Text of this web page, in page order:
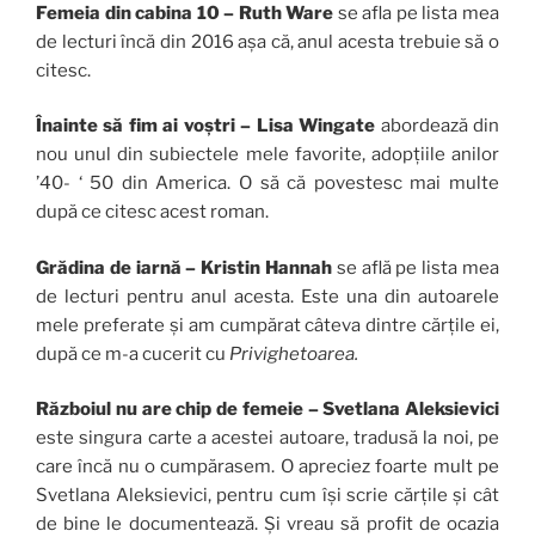
Femeia din cabina 10 – Ruth Ware se afla pe lista mea
de lecturi încă din 2016 așa că, anul acesta trebuie să o
citesc.
Înainte să fim ai voștri – Lisa Wingate abordează din
nou unul din subiectele mele favorite, adopțiile anilor
’40- ‘ 50 din America. O să că povestesc mai multe
după ce citesc acest roman.
Grădina de iarnă – Kristin Hannah se află pe lista mea
de lecturi pentru anul acesta. Este una din autoarele
mele preferate și am cumpărat câteva dintre cărțile ei,
după ce m-a cucerit cu Privighetoarea.
Războiul nu are chip de femeie – Svetlana Aleksievici
este singura carte a acestei autoare, tradusă la noi, pe
care încă nu o cumpărasem. O apreciez foarte mult pe
Svetlana Aleksievici, pentru cum își scrie cărțile și cât
de bine le documentează. Și vreau să profit de ocazia